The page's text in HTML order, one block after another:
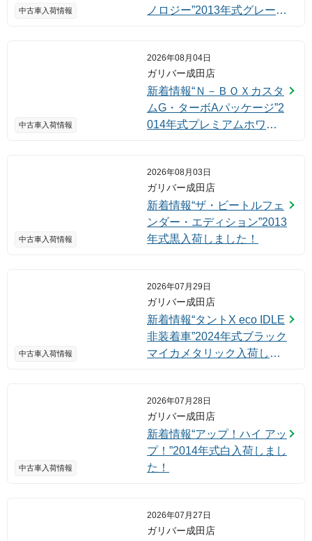
中古車入荷情報
ノロジー”2013年式グレー入
中古車入荷情報
2026年08月04日
ガリバー成田店
新着情報“Ｎ－ＢＯＸカスタ
ムG・ターボAパッケージ”2
014年式プレミアムホワイ
中古車入荷情報
2026年08月03日
ガリバー成田店
新着情報“ザ・ビートルフェ
ンダー・エディション”2013
年式黒入荷しました！
中古車入荷情報
2026年07月29日
ガリバー成田店
新着情報“タントX eco IDLE
非装着車”2024年式ブラック
マイカメタリック入荷しま
中古車入荷情報
2026年07月28日
ガリバー成田店
新着情報“アップ！ハイ アッ
プ！”2014年式白入荷しまし
た！
2026年07月27日
ガリバー成田店